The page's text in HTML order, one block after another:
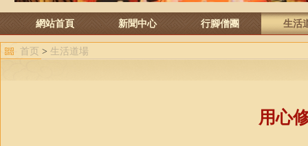
網站首頁 新聞中心 行腳僧團 生活
首页 > 生活道場
用心